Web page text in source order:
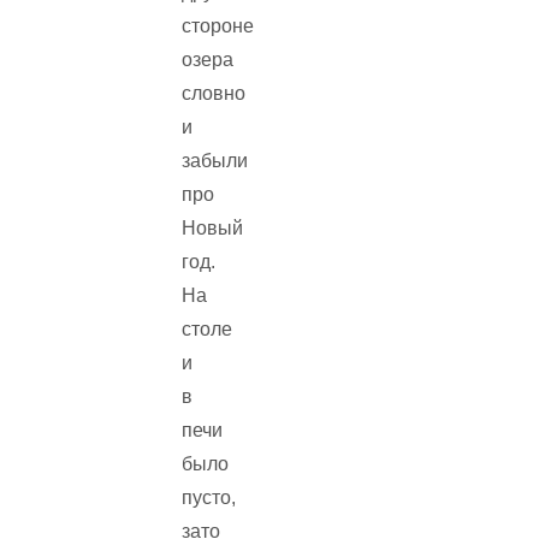
стороне
озера
словно
и
забыли
про
Новый
год.
На
столе
и
в
печи
было
пусто,
зато